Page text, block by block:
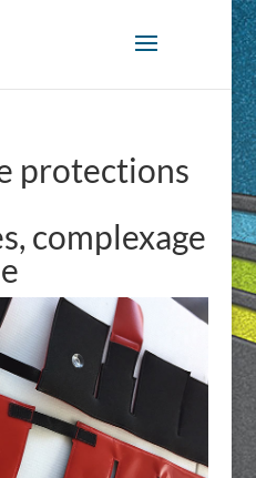
protections
complexage